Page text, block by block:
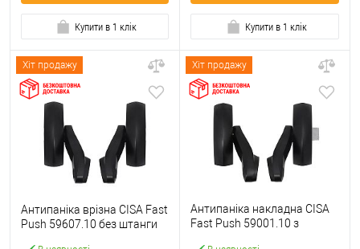
Купити в 1 клік Купити в 1 клік
Хіт продажу
Антипаніка врізна CISA Fast
Push 59607.10 без штанги
Хіт продажу
Антипаніка накладна CISA
Fast Push 59001.10 з